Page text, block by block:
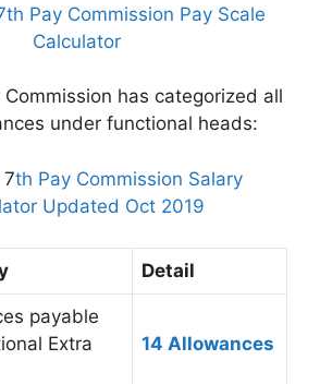
Pay Commission Pay Scale
Calculator
has categorized all
under functional heads:
th Pay Commission Salary
Updated Oct 2019
Detail
payable
Extra
14 Allowances